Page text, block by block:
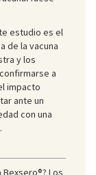
estudio es el
de la vacuna
y los
a
impacto
ante un
con una
Los